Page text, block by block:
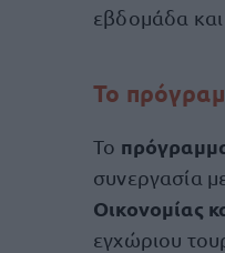
εβδομάδα
Το
Το
συνεργασία
Οικονομίας
εγχώριου